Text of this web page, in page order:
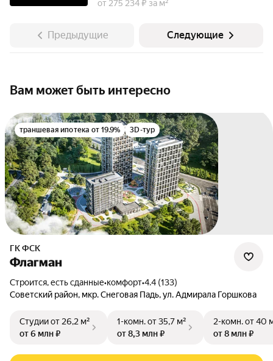
от 275 234 ₽ за м²
Предыдущие Следующие
Вам может быть интересно
траншевая ипотека от 19.9% 3D-тур
ГК ФСК
Флагман
Строится, есть сданные•комфорт•4.4 (133)
Советский район, мкр. Снеговая Падь,ул. Адмирала Горшкова
Студииот 26,2 м²
от 6 млн ₽
1-комн.от 35,7 м²
от 8,3 млн ₽
2-комн.от 40
от 8 млн ₽